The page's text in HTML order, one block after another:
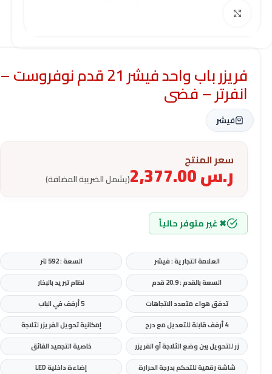
فريزر باب واحد فيشر 21 قدم نوفروست –
انفرتر – فضى
فيشر
سعر المنتج
ر.س (يشمل الضريبة المضافة)
✖ غير متوفر حالياً
العلامة التجارية : فيشر
السعة : 592 لتر
السعة بالقدم : 20.9 قدم
نظام تبريد بالبخار
تدفق هواء متعدد الاتجاهات
5 أرفف في الباب
4 أرفف قابلة للتعديل مع درج
إمكانية تحويل الفريزر لثلاجة
زر للتحويل بين وضع الثلاجة أو الفريزر
خاصية التجميد الفائق
شاشة رقمية للتحكم بدرجة الحرارة
إضاءة داخلية LED